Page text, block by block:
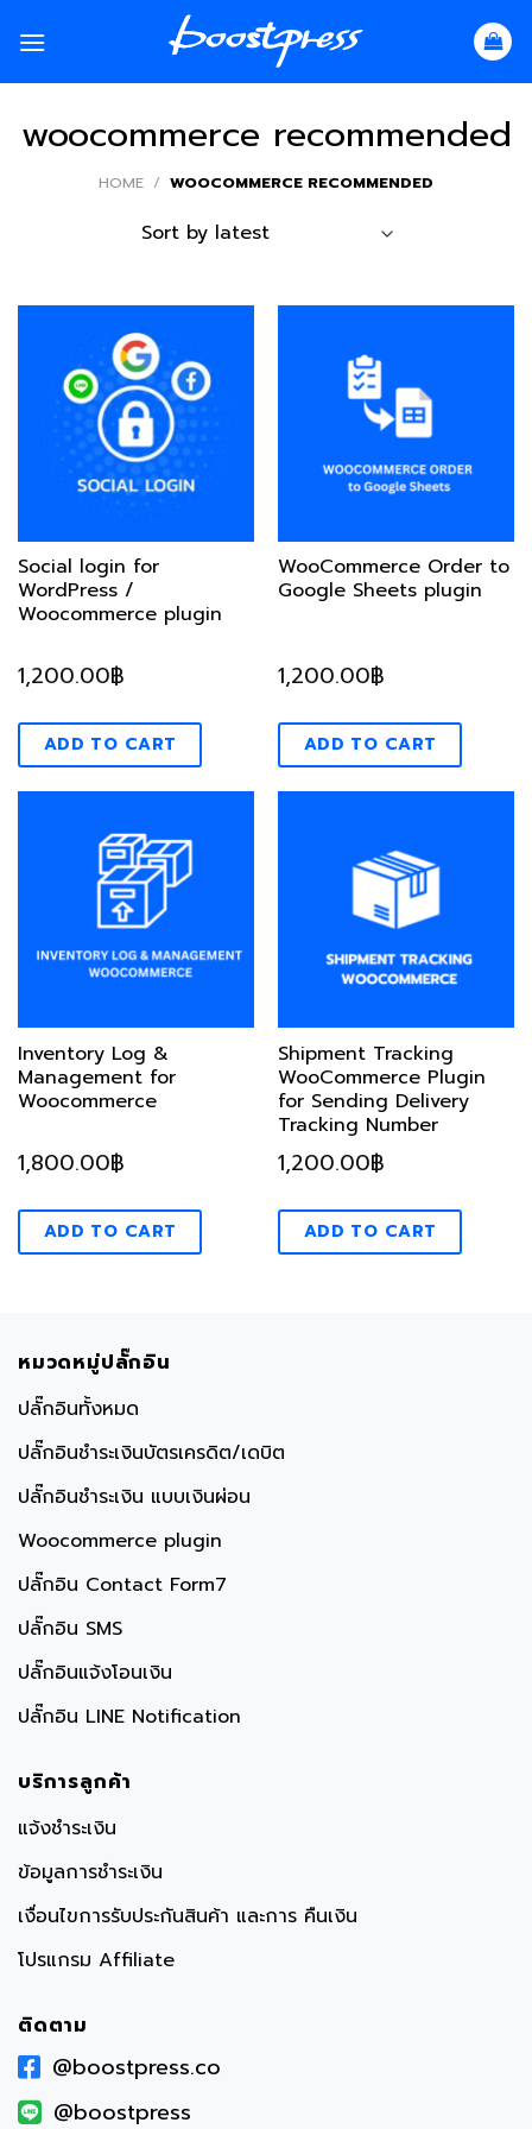
woocommerce recommended
HOME / WOOCOMMERCE RECOMMENDED
Social login for
WordPress /
Woocommerce plugin
1,200.00฿
ADD TO CART
WooCommerce Order to
Google Sheets plugin
1,200.00฿
ADD TO CART
Inventory Log &
Management for
Woocommerce
1,800.00฿
ADD TO CART
Shipment Tracking
WooCommerce Plugin
for Sending Delivery
Tracking Number
1,200.00฿
ADD TO CART
หมวดหมู่ปลั๊กอิน
ปลั๊กอินทั้งหมด
ปลั๊กอินชำระเงินบัตรเครดิต/เดบิต
ปลั๊กอินชำระเงิน แบบเงินผ่อน
Woocommerce plugin
ปลั๊กอิน Contact Form7
ปลั๊กอิน SMS
ปลั๊กอินแจ้งโอนเงิน
ปลั๊กอิน LINE Notification
บริการลูกค้า
แจ้งชำระเงิน
ข้อมูลการชำระเงิน
เงื่อนไขการรับประกันสินค้า และการ คืนเงิน
โปรแกรม Affiliate
ติดตาม
@boostpress.co
@boostpress